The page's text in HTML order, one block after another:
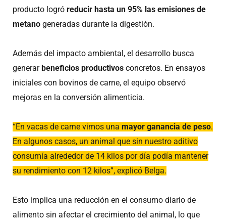
producto logró reducir hasta un 95% las emisiones de
metano generadas durante la digestión.
Además del impacto ambiental, el desarrollo busca
generarbeneficios productivos concretos. En ensayos
iniciales con bovinos de carne, el equipo observó
mejoras en la conversión alimenticia.
“En vacas de carne vimos una mayor ganancia de peso.
En algunos casos, un animal que sin nuestro aditivo
consumía alrededor de 14 kilos por día podía mantener
su rendimiento con 12 kilos”, explicó Belga.
Esto implica una reducción en el consumo diario de
alimento sin afectar el crecimiento del animal, lo que